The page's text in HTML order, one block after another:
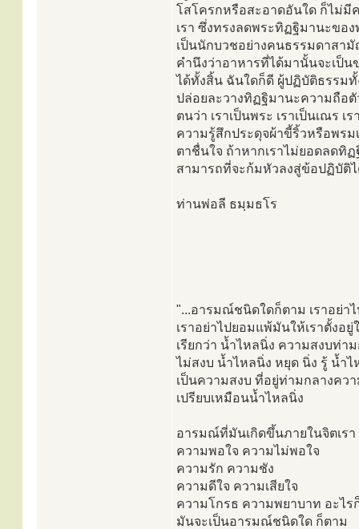
โสโครกหรือสะอาดอันใด ก็ไม่มี
เรา ซึ่งทรงลดพระทิฏฐิมานะขอ
เป็นนักบวชอย่างคนธรรมดาสา
คำนึงว่าอาหารที่ได้มานั้นจะเป็
ได้ทั้งสิ้น ฉันใดก็ดี ผู้ปฏิบัติธรรม
ปล่อยละวางทิฏฐิมานะความถือ
ตนว่า เราเป็นพระ เราเป็นเณร
ความรู้สึกประดุจผ้าขี้ริ้วหรือพร
ตาชื่นใจ ถ้าหากเราไม่ยอดลดทิ
สามารถที่จะก้มหัวลงสู่ข้อปฏิบัติไ
ท่านพ่อลี ธมฺมธโร
"...อารมณ์ชนิดใดก็ตาม เราอย่า
เราอย่าไปยอมแพ้มันให้เราตั้งอ
เรียกว่า น้ำไหลนิ่ง ความสงบท่า
ไม่สงบ น้ำไหลนิ่ง หยุด นิ่ง รู้ น้ำไ
เป็นความสงบ ที่อยู่ท่ามกลางคว
เปรียบเหมือนน้ำไหลนิ่ง
อารมณ์ที่มันเกิดขึ้นภายในจิตเรา
ความพอใจ ความไม่พอใจ
ความรัก ความชัง
ความดีใจ ความเสียใจ
ความโกรธ ความพยาบาท อะไร
มันจะเป็นอารมณ์ชนิดใด ก็ตาม